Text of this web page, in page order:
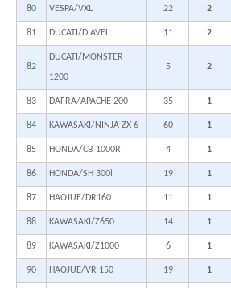
80 VESPA/VXL 22 2
81 DUCATI/DIAVEL 11 2
82
DUCATI/MONSTER
1200
5 2
83 DAFRA/APACHE 200 35 1
84 KAWASAKI/NINJA ZX 6 60 1
85 HONDA/CB 1000R 4 1
86 HONDA/SH 300i 19 1
87 HAOJUE/DR160 11 1
88 KAWASAKI/Z650 14 1
89 KAWASAKI/Z1000 6 1
90 HAOJUE/VR 150 19 1